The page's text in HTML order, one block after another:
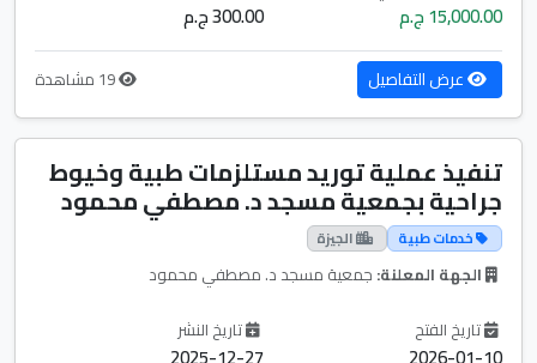
15,000.00 ج.م 300.00 ج.م
عرض التفاصيل
تنفيذ عملية توريد مستلزمات طبية وخيوط
جراحية بجمعية مسجد د. مصطفي محمود
خدمات طبية الجيزة
الجهة المعلنة: جمعية مسجد د. مصطفي محمود
تاريخ الفتح
تاريخ النشر